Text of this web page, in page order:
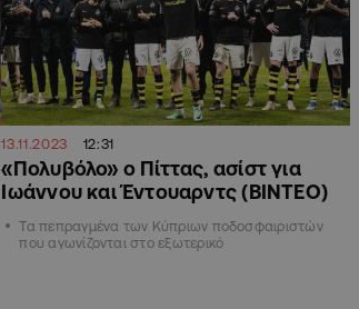
13.11.2023 12:31
«Πολυβόλο» ο Πίττας, ασίστ για
Ιωάννου και Έντουαρντς (ΒΙΝΤΕΟ)
Τα πεπραγμένα των Κύπριων ποδοσφαιριστών
που αγωνίζονται στο εξωτερικό